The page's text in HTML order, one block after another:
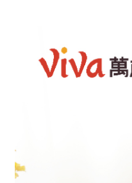
現貨足量供應中！